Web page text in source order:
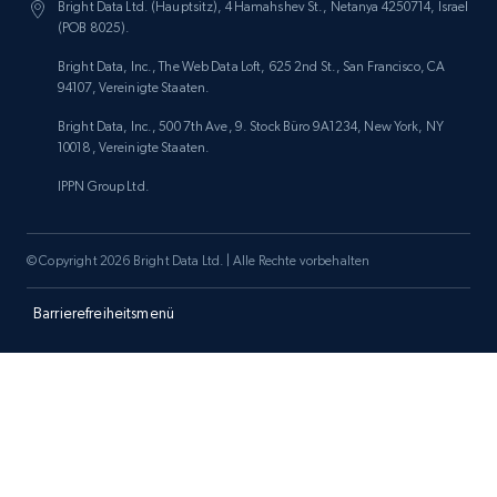
Amazon products search
Asin, URL, Name, Sponsored, Initial price, Final
price, Currency, Sold, and more.
1.6K+ 181+
Target
URL, Product id, Title, Product description,
Rating, Reviews count, Initial price, Discount,
Bright Data Ltd. (Hauptsitz), 4 Hamahshev St., Netanya 4250714, Israel
(POB 8025).
Bright Data, Inc., The Web Data Loft, 625 2nd St., San Francisco, CA
94107, Vereinigte Staaten.
Bright Data, Inc., 500 7th Ave, 9. Stock Büro 9A1234, New York, NY
10018, Vereinigte Staaten.
IPPN Group Ltd.
Barrierefreiheitsmenü
© Copyright 2026 Bright Data Ltd. | Alle Rechte vorbehalten